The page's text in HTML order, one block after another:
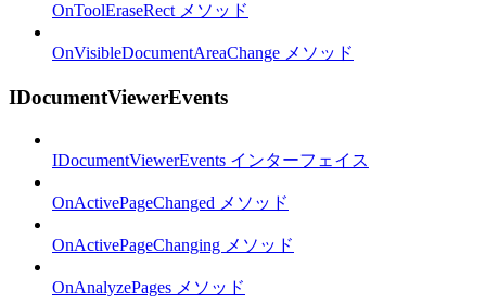
OnToolEraseRect メソッド
OnVisibleDocumentAreaChange メソッド
IDocumentViewerEvents
IDocumentViewerEvents インターフェイス
OnActivePageChanged メソッド
OnActivePageChanging メソッド
OnAnalyzePages メソッド